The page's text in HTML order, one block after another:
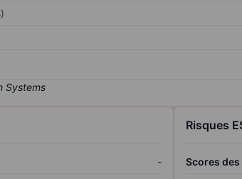
-
Risques
Scores des